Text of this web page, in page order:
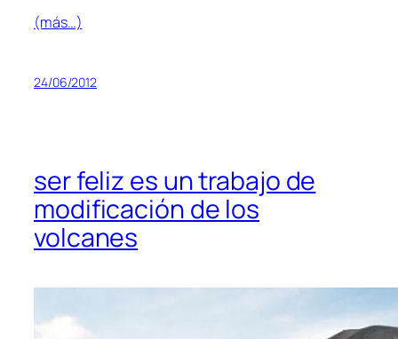
(más…)
24/06/2012
ser feliz es un trabajo de
modificación de los
volcanes